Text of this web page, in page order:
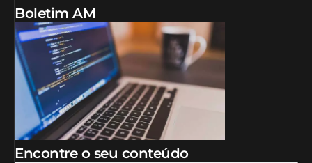
Boletim AM
Encontre o seu conteúdo